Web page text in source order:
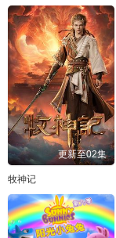
更新至02集
牧神记